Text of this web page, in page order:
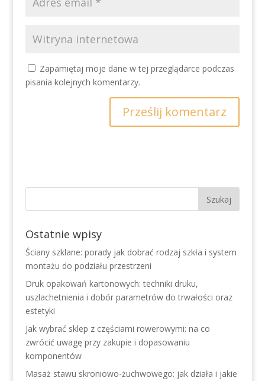
Zapamiętaj moje dane w tej przeglądarce podczas
pisania kolejnych komentarzy.
Ostatnie wpisy
Ściany szklane: porady jak dobrać rodzaj szkła i system
montażu do podziału przestrzeni
Druk opakowań kartonowych: techniki druku,
uszlachetnienia i dobór parametrów do trwałości oraz
estetyki
Jak wybrać sklep z częściami rowerowymi: na co
zwrócić uwagę przy zakupie i dopasowaniu
komponentów
Masaż stawu skroniowo-żuchwowego: jak działa i jakie